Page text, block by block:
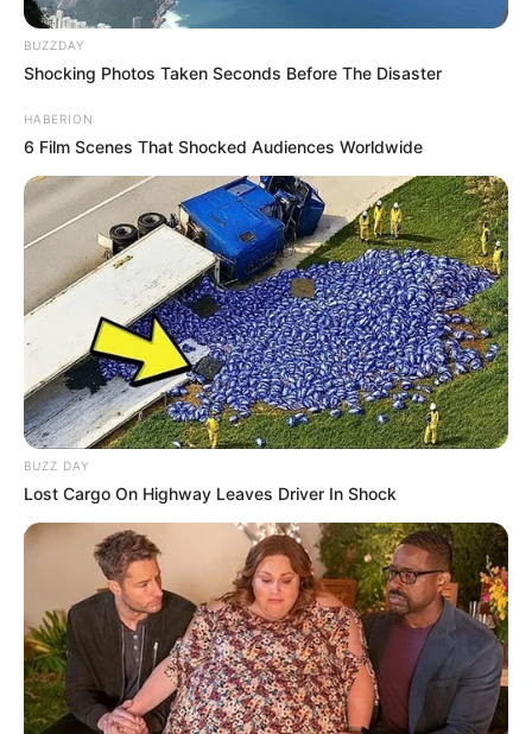
BUZZDAY
Shocking Photos Taken Seconds Before The Disaster
HABERION
6 Film Scenes That Shocked Audiences Worldwide
BUZZ DAY
Lost Cargo On Highway Leaves Driver In Shock